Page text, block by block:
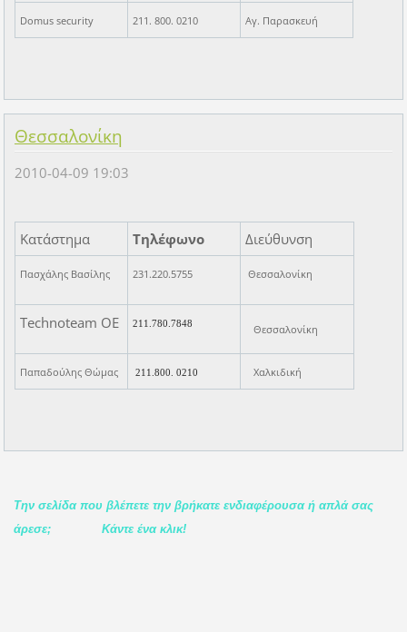
Domus security 211. 800. 0210 Αγ. Παρασκευή
Θεσσαλονίκη
2010-04-09 19:03
Κατάστημα Τηλέφωνο Διεύθυνση
Πασχάλης Βασίλης 231.220.5755 Θεσσαλονίκη
Technoteam ΟΕ 211.780.7848 Θεσσαλονίκη
Παπαδούλης Θώμας 211.800. 0210 Χαλκιδική
Την σελίδα που βλέπετε την βρήκατε ενδιαφέρουσα ή απλά σας
άρεσε; Κάντε ένα κλικ!